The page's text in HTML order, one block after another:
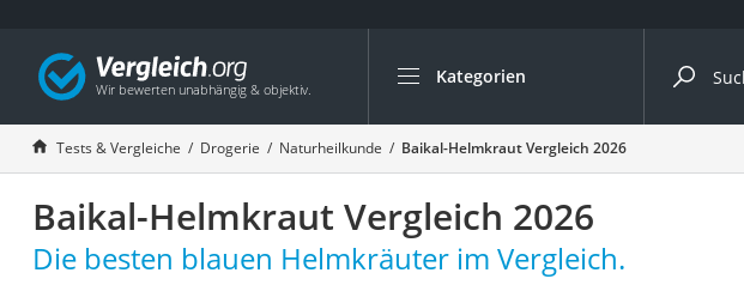
Kategorien
Die beliebtesten Vergleiche nach Kategorie
Drogerie
Inhalator
Haarschneider
Rollator
Tests & Vergleiche Drogerie Naturheilkunde Baikal-Helmkraut Vergleich 2026
Baikal-Helmkraut Vergleich 2026
Die besten blauen Helmkräuter im Vergleich.